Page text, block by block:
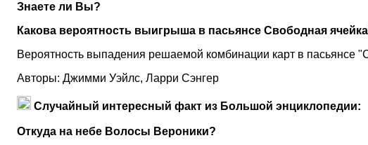
Знаете ли Вы?
Какова вероятность выигрыша в пасьянсе Свободная
Вероятность выпадения решаемой комбинации карт в пасьянсе
Авторы: Джимми Уэйлс, Ларри Сэнгер
Случайный интересный факт из Большой энциклопедии:
Откуда на небе Волосы Вероники?